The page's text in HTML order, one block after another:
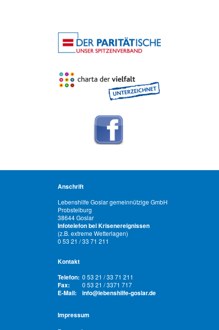
Anschrift
Lebenshilfe Goslar gemeinnützige GmbH
Probsteiburg
38644 Goslar
Infotelefon bei Krisenereignissen
(z.B. extreme Wetterlagen)
0 53 21 / 33 71 211
Kontakt
Telefon: 0 53 21 / 33 71 211
Fax: 0 53 21 / 3371 717
E-Mail: info@lebenshilfe-goslar.de
Impressum